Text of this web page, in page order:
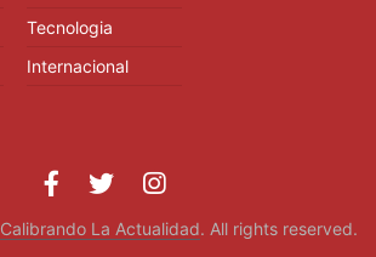
Tecnologia
Internacional
Calibrando La Actualidad. All rights reserved.